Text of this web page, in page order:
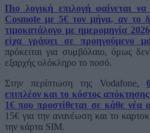
Πιο λογική επιλογή φαίνεται
Cosmote με 5€ τον μήνα, αν το
τιμοκατάλογο με ημερομηνία
είχα γράψει σε προηγούμενο
πρόκειται για συμβόλαιο, όμως
εξαρχής ολόκληρο το ποσό.
Στην περίπτωση της Vodafone,
επιπλέον και το κόστος
1€ που προστίθεται σε κάθε
15€ για την ανανέωση και το
την κάρτα SIM.